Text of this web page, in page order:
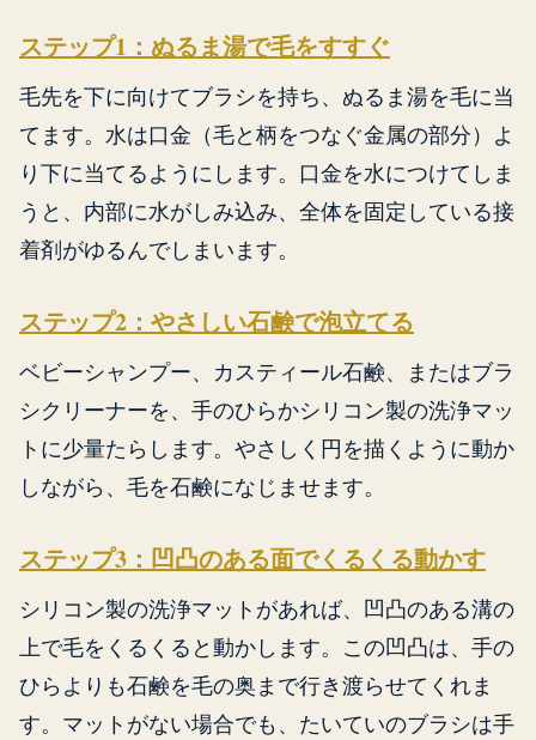
ステップ1：ぬるま湯で毛をすすぐ
毛先を下に向けてブラシを持ち、ぬるま湯を毛に当
てます。水は口金（毛と柄をつなぐ金属の部分）よ
り下に当てるようにします。口金を水につけてしま
うと、内部に水がしみ込み、全体を固定している接
着剤がゆるんでしまいます。
ステップ2：やさしい石鹸で泡立てる
ベビーシャンプー、カスティール石鹸、またはブラ
シクリーナーを、手のひらかシリコン製の洗浄マッ
トに少量たらします。やさしく円を描くように動か
しながら、毛を石鹸になじませます。
ステップ3：凹凸のある面でくるくる動かす
シリコン製の洗浄マットがあれば、凹凸のある溝の
上で毛をくるくると動かします。この凹凸は、手の
ひらよりも石鹸を毛の奥まで行き渡らせてくれま
す。マットがない場合でも、たいていのブラシは手